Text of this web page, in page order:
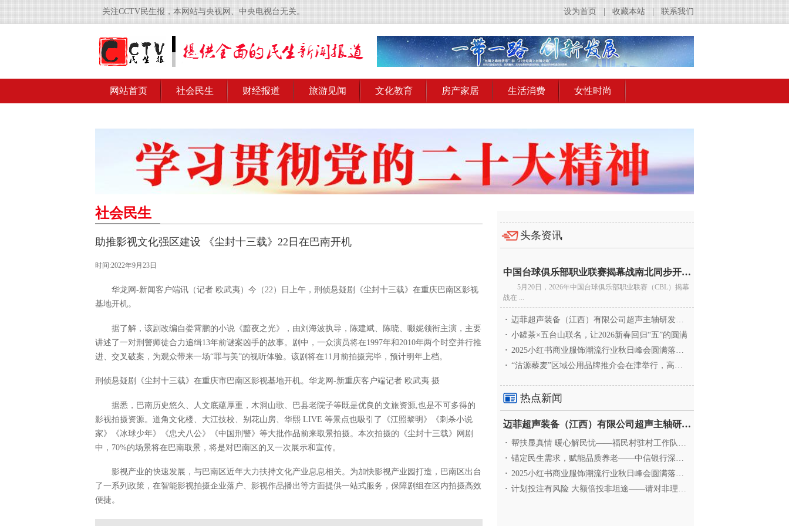
关注CCTV民生报，本网站与央视网、中央电视台无关。 联系我们
收藏本站
设为首页
网站首页 社会民生 财经报道 旅游见闻 文化教育 房产家居 生活消费 女性时尚
社会民生
助推影视文化强区建设 《尘封十三载》22日在巴南开机
时间:2022年9月23日
华龙网-新闻客户端讯（记者 欧武夷）今（22）日上午，刑侦悬疑剧《尘封十三载》在重庆巴南区影视
基地开机。
据了解，该剧改编自娄霄鹏的小说《黯夜之光》，由刘海波执导，陈建斌、陈晓、啜妮领衔主演，主要
讲述了一对刑警师徒合力追缉13年前谜案凶手的故事。剧中，一众演员将在1997年和2010年两个时空并行推
进、交叉破案，为观众带来一场“罪与美”的视听体验。该剧将在11月前拍摄完毕，预计明年上档。
刑侦悬疑剧《尘封十三载》在重庆市巴南区影视基地开机。华龙网-新重庆客户端记者 欧武夷 摄
据悉，巴南历史悠久、人文底蕴厚重，木洞山歌、巴县老院子等既是优良的文旅资源,也是不可多得的
影视拍摄资源。道角文化楼、大江技校、别花山房、华熙 LIVE 等景点也吸引了《江照黎明》《刺杀小说
家》《冰球少年》《忠犬八公》《中国刑警》等大批作品前来取景拍摄。本次拍摄的《尘封十三载》网剧
中，70%的场景将在巴南取景，将是对巴南区的又一次展示和宣传。
影视产业的快速发展，与巴南区近年大力扶持文化产业息息相关。为加快影视产业园打造，巴南区出台
了一系列政策，在智能影视拍摄企业落户、影视作品播出等方面提供一站式服务，保障剧组在区内拍摄高效
便捷。
头条资讯
中国台球俱乐部职业联赛揭幕战南北同步开杆 首届CBL
5月20日，2026年中国台球俱乐部职业联赛（CBL）揭幕
战在 ...
· 迈菲超声装备（江西）有限公司超声主轴研发和生产项
· 小罐茶×五台山联名，让2026新春回归“五”的圆满
· 2025小红书商业服饰潮流行业秋日峰会圆满落幕，携手
· “沽源藜麦”区域公用品牌推介会在津举行，高蛋白产业
热点新闻
迈菲超声装备（江西）有限公司超声主轴研发和生产项
· 帮扶显真情 暖心解民忧——福民村驻村工作队与村委心系
· 锚定民生需求，赋能品质养老——中信银行深圳分行养老
· 2025小红书商业服饰潮流行业秋日峰会圆满落幕，携手
· 计划投注有风险 大额倍投非坦途——请对非理性购彩说“